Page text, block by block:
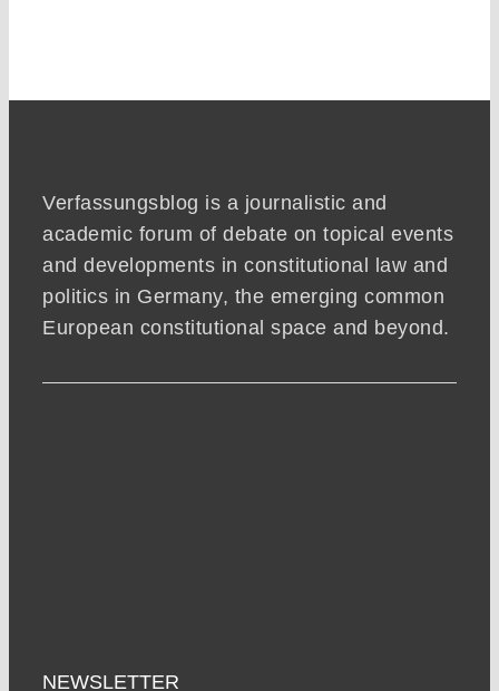
Verfassungsblog is a journalistic and
academic forum of debate on topical events
and developments in constitutional law and
politics in Germany, the emerging common
European constitutional space and beyond.
NEWSLETTER